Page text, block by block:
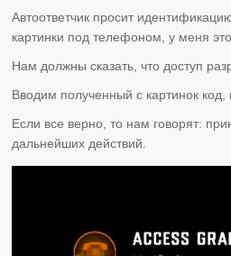
Автоответчик просит
картинки под телефоном, у меня
Нам должны сказать, что доступ
Вводим полученный с картинок
Если все верно, то нам говорят:
дальнейших действий.